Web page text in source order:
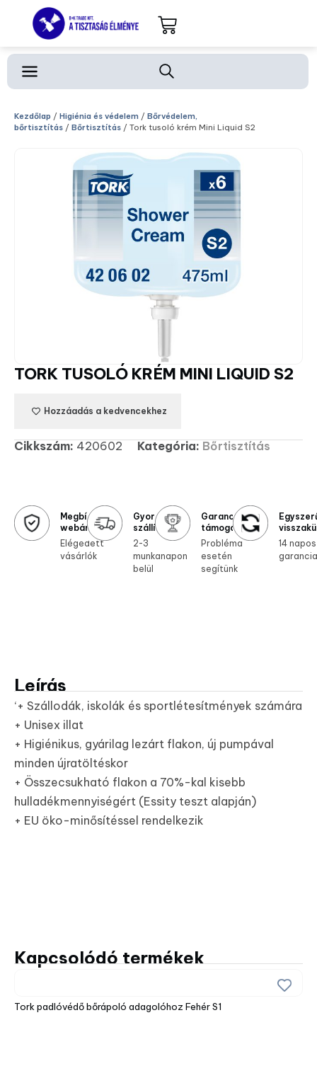
Kezdőlap / Higiénia és védelem / Bőrvédelem,
bőrtisztítás / Bőrtisztítás / Tork tusoló krém Mini Liquid S2
TORK TUSOLÓ KRÉM MINI LIQUID S2
Hozzáadás a kedvencekhez
Cikkszám: 420602 Kategória: Bőrtisztítás
Megbízható
webáruház
Elégedett
vásárlók
Gyors
szállítás
2-3
munkanapon
belül
Garanciális
támogatás
Probléma
esetén
segítünk
14 napos
garancia
Leírás
‘+ Szállodák, iskolák és sportlétesítmények számára
+ Unisex illat
+ Higiénikus, gyárilag lezárt flakon, új pumpával
minden újratöltéskor
+ Összecsukható flakon a 70%-kal kisebb
hulladékmennyiségért (Essity teszt alapján)
+ EU öko-minősítéssel rendelkezik
Kapcsolódó termékek
Tork padlóvédő bőrápoló adagolóhoz Fehér S1